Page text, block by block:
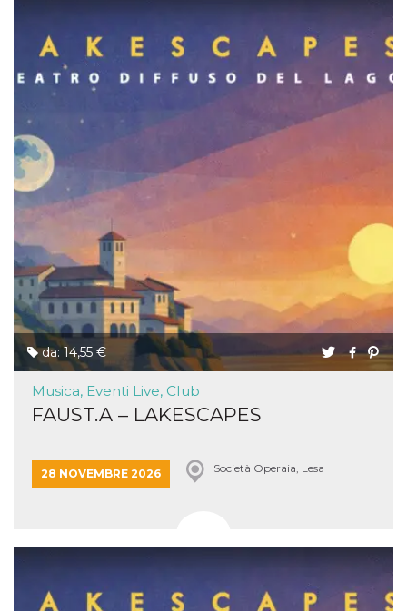
da: 14,55 €
Musica, Eventi Live, Club
FAUST.A – LAKESCAPES
28 NOVEMBRE 2026 Società Operaia, Lesa